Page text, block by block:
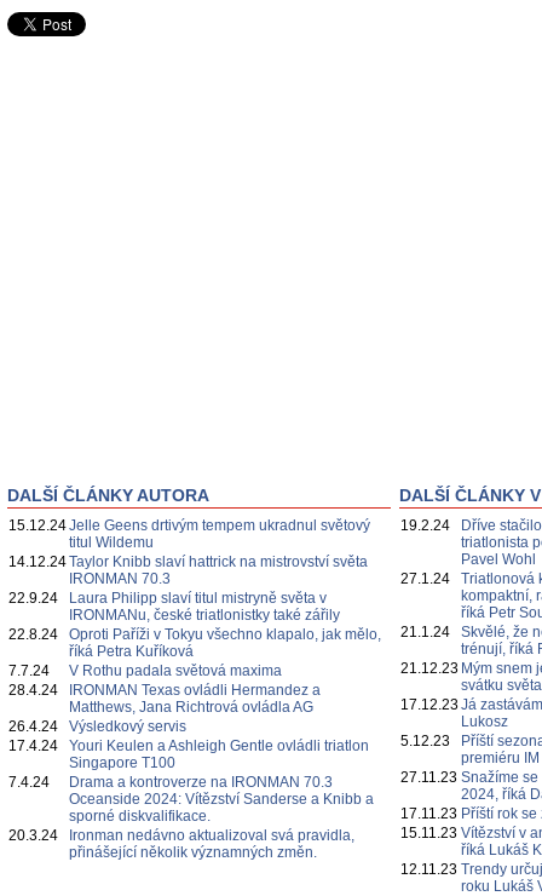
DALŠÍ ČLÁNKY AUTORA
15.12.24Jelle Geens drtivým tempem ukradnul světový
titul Wildemu
14.12.24Taylor Knibb slaví hattrick na mistrovství světa
IRONMAN 70.3
22.9.24
Laura Philipp slaví titul mistryně světa v
IRONMANu, české triatlonistky také zářily
22.8.24
Oproti Paříži v Tokyu všechno klapalo, jak mělo,
říká Petra Kuříková
7.7.24
V Rothu padala světová maxima
28.4.24
IRONMAN Texas ovládli Hermandez a
Matthews, Jana Richtrová ovládla AG
26.4.24
Výsledkový servis
17.4.24
Youri Keulen a Ashleigh Gentle ovládli triatlon
Singapore T100
7.4.24
Drama a kontroverze na IRONMAN 70.3
Oceanside 2024: Vítězství Sanderse a Knibb a
sporné diskvalifikace.
20.3.24
Ironman nedávno aktualizoval svá pravidla,
přinášející několik významných změn.
DALŠÍ ČLÁNKY
19.2.24
Dříve
triatlonista
Pavel Wohl
27.1.24
Triatlonová
kompaktní,
říká Petr
21.1.24
Skvělé, že
trénují, říká
21.12.23 Mým snem
svátku
17.12.23Já
Lukosz
5.12.23
Příští
premiéru
27.11.23 Snažíme
2024, říká
17.11.23 Příští rok
15.11.23 Vítězství v
říká Lukáš
12.11.23 Trendy
roku Lukáš